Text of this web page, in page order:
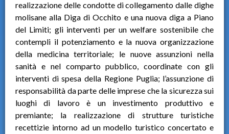
realizzazione delle condotte di collegamento dalle dighe
molisane alla Diga di Occhito e una nuova diga a Piano
del Limiti; gli interventi per un welfare sostenibile che
contempli il potenziamento e la nuova organizzazione
della medicina territoriale; le nuove assunzioni nella
sanità e nel comparto pubblico, coordinate con gli
interventi di spesa della Regione Puglia; l’assunzione di
responsabilità da parte delle imprese che la sicurezza sui
luoghi di lavoro è un investimento produttivo e
premiante; la realizzazione di strutture turistiche
recettizie intorno ad un modello turistico concertato e